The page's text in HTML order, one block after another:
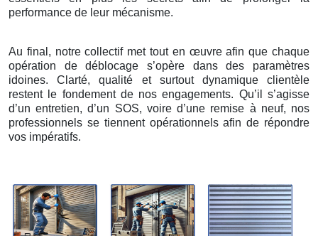
performance de leur mécanisme.
Au final, notre collectif met tout en œuvre afin que chaque
opération de déblocage s’opère dans des paramètres
idoines. Clarté, qualité et surtout dynamique clientèle
restent le fondement de nos engagements. Qu’il s’agisse
d’un entretien, d’un SOS, voire d’une remise à neuf, nos
professionnels se tiennent opérationnels afin de répondre
vos impératifs.